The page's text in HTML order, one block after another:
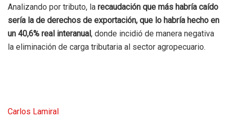
Analizando por tributo, la recaudación que más habría caído
sería la de derechos de exportación, que lo habría hecho en
un 40,6% real interanual, donde incidió de manera negativa
la eliminación de carga tributaria al sector agropecuario.
Carlos Lamiral